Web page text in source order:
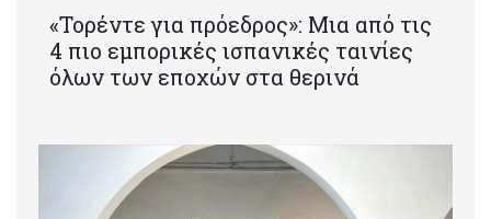
«Τορέντε για πρόεδρος»: Mια από τις
4 πιο εμπορικές ισπανικές ταινίες
όλων των εποχών στα θερινά